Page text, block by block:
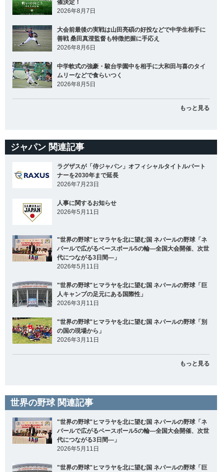
催決定！
2026年8月7日
大会前最後の実戦は山田亮碩の好投などで中学生相手に
善戦 桑田真澄監督も特徴把握に手応え
2026年8月6日
中学軟式の強豪・駿台学園中を相手に大和田与喜のタイ
ムリーなどで食らいつく
2026年8月5日
もっと見る
ジャパン 関連記事
ラグザスが「侍ジャパン」オフィシャルタイトルパート
ナーを2030年まで延長
2026年7月23日
人事に関するお知らせ
2026年5月11日
"世界の野球"ヒマラヤを北に望む国 ネパールの野球「ネ
パールで広がるベースボール5の輪―全国大会開催、次世
代につながる3日間―」
2026年5月11日
"世界の野球"ヒマラヤを北に望む国 ネパールの野球「巨
人キャンプの足元にある国際性」
2026年3月11日
"世界の野球"ヒマラヤを北に望む国 ネパールの野球「別
の国の現場から」
2026年3月11日
もっと見る
世界の野球 関連記事
"世界の野球"ヒマラヤを北に望む国 ネパールの野球「ネ
パールで広がるベースボール5の輪―全国大会開催、次世
代につながる3日間―」
2026年5月11日
"世界の野球"ヒマラヤを北に望む国 ネパールの野球「巨